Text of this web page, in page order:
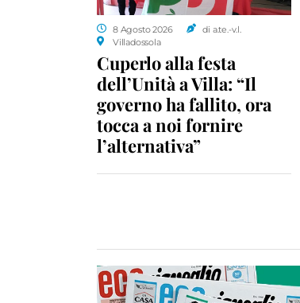
8 Agosto 2026
di a.te.-v.l.
Villadossola
Cuperlo alla festa
dell’Unità a Villa: “Il
governo ha fallito, ora
tocca a noi fornire
l’alternativa”